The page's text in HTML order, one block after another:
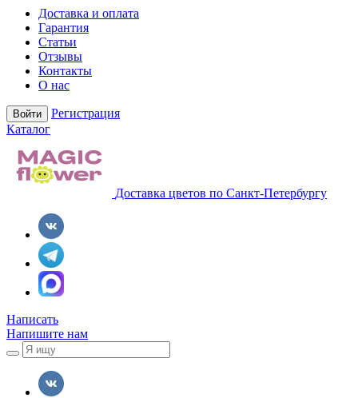
Доставка и оплата
Гарантия
Статьи
Отзывы
Контакты
О нас
Войти
Регистрация
Каталог
Доставка цветов по Санкт-Петербургу
Написать
Напишите нам